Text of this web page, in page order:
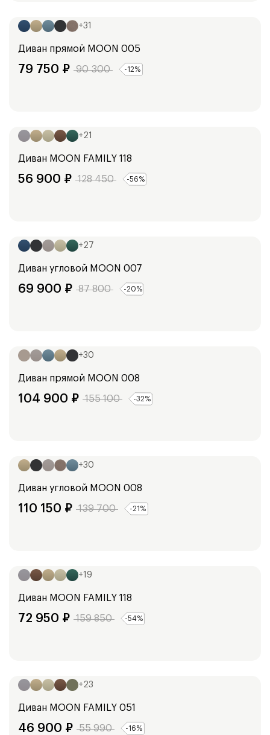
+31
Диван прямой MOON 005
79 750 ₽ 90 300 -12%
+21
Диван MOON FAMILY 118
56 900 ₽ 128 450 -56%
+27
Диван угловой MOON 007
69 900 ₽ 87 800 -20%
+30
Диван прямой MOON 008
104 900 ₽ 155 100 -32%
+30
Диван угловой MOON 008
110 150 ₽ 139 700 -21 %
+19
Диван MOON FAMILY 118
72 950 ₽ 159 850 -54%
+23
Диван MOON FAMILY 051
46 900 ₽ 55 990 -16%